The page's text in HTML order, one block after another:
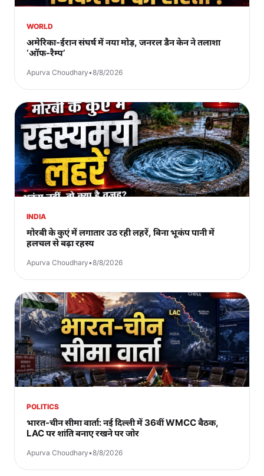
WORLD
अमेरिका-ईरान संघर्ष में नया मोड़, जनरल डैन केन ने तलाशा
‘ऑफ-रैम्प’
Apurva Choudhary•8/8/2026
INDIA
मोरबी के कुएं में लगातार उठ रही लहरें, बिना भूकंप पानी में
हलचल से बढ़ा रहस्य
Apurva Choudhary•8/8/2026
POLITICS
भारत-चीन सीमा वार्ता: नई दिल्ली में 36वीं WMCC बैठक,
LAC पर शांति बनाए रखने पर जोर
Apurva Choudhary•8/8/2026